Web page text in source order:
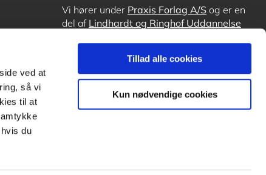
ved at
så vi
til at
du
Tillad alle cookies
Kun nødvendige cookies
Vi hører under Praxis Forlag A/S og er en
del af Lindhardt og Ringhof Uddannelse
OrdblindetræningogForstå.dk.